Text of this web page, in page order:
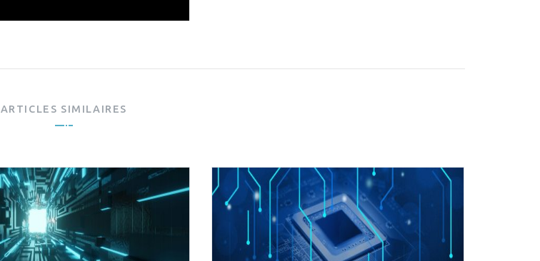
ARTICLES SIMILAIRES